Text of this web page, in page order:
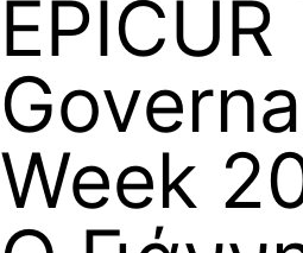
EPICUR
Week